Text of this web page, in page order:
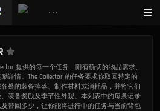
•••
提供的每一个任务，附有确切的物品需求、
详情。The Collector 的任务要求你取回特定的
处的装备掉落、制作材料或消耗品，并将它们
装备奖励及季节性外观。本列表中的每条记录
带回多少，让你能将进行中的任务与当前背包